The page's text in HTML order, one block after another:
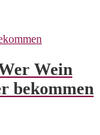
Wein
bekommen